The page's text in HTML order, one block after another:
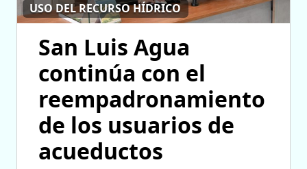
USO DEL RECURSO HÍDRICO
San Luis Agua
continúa con el
reempadronamiento
de los usuarios de
acueductos